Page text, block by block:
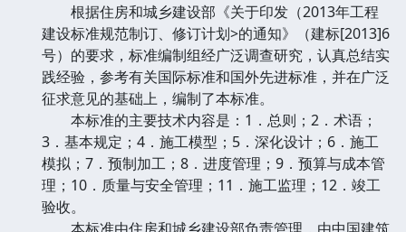
根据住房和城乡建设部《关于印发（2013年工程
建设标准规范制订、修订计划>的通知》（建标[2013]6
号）的要求，标准编制组经广泛调查研究，认真总结实
践经验，参考有关国际标准和国外先进标准，并在广泛
征求意见的基础上，编制了本标准。
本标准的主要技术内容是：1．总则；2．术语；
3．基本规定；4．施工模型；5．深化设计；6．施工
模拟；7．预制加工；8．进度管理；9．预算与成本管
理；10．质量与安全管理；11．施工监理；12．竣工
验收。